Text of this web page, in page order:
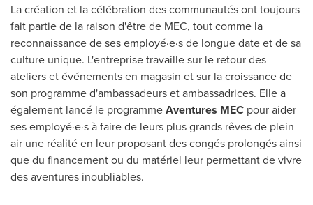
La création et la célébration des communautés ont toujours
fait partie de la raison d'être de MEC, tout comme la
reconnaissance de ses employé·e·s de longue date et de sa
culture unique. L'entreprise travaille sur le retour des
ateliers et événements en magasin et sur la croissance de
son programme d'ambassadeurs et ambassadrices. Elle a
également lancé le programmeAventures MEC pour aider
ses employé·e·s à faire de leurs plus grands rêves de plein
air une réalité en leur proposant des congés prolongés ainsi
que du financement ou du matériel leur permettant de vivre
des aventures inoubliables.